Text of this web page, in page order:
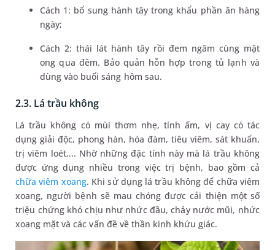
Cách 1: bổ sung hành tây trong khẩu phần ăn hàng
ngày;
Cách 2: thái lát hành tây rồi đem ngâm cùng mật
ong qua đêm. Bảo quản hỗn hợp trong tủ lạnh và
dùng vào buổi sáng hôm sau.
2.3. Lá trầu không
Lá trầu không có mùi thơm nhẹ, tính ấm, vị cay có tác
dụng giải độc, phong hàn, hóa đàm, tiêu viêm, sát khuẩn,
trị viêm loét,... Nhờ những đặc tính này mà lá trầu không
được ứng dụng nhiều trong việc trị bệnh, bao gồm cả
chữa viêm xoang. Khi sử dụng lá trầu không để chữa viêm
xoang, người bệnh sẽ mau chóng được cải thiện một số
triệu chứng khó chịu như nhức đầu, chảy nước mũi, nhức
xoang mặt và các vấn đề về thần kinh khứu giác.